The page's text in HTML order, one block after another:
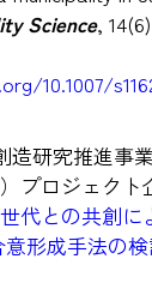
Science,
10.1007/
造研究推進事
プロジェクト
世代との共創に
形成手法の検